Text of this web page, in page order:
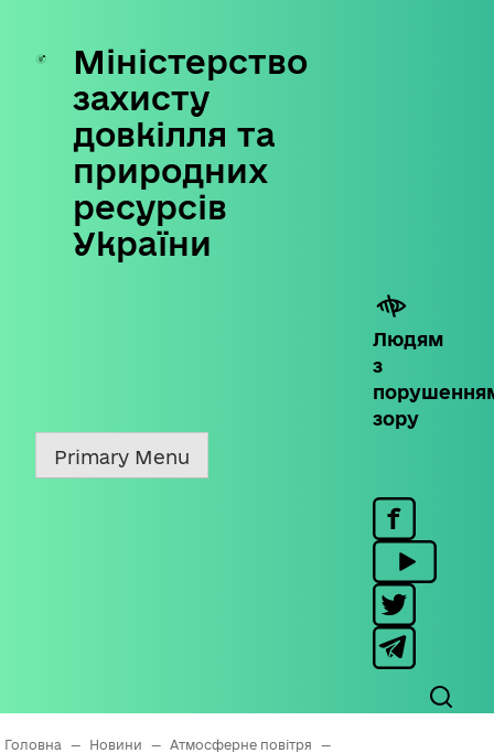
Skip
content
Міністерство
захисту
довкілля та
природних
ресурсів
України
Людям
з
зору
Primary Menu
Головна — Новини — Атмосферне повітря
—